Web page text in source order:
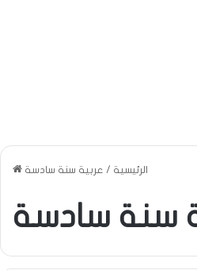
الرئيسية / عربية سنة سادسة
سنة سادسة